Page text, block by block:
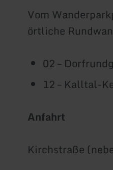
Vom
örtliche
02 –
12 – Kalltal-
Anfahrt
Kirchstraße